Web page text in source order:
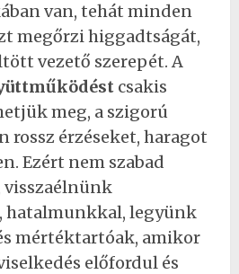
van, tehát minden
megőrzi higgadtságát,
vezető szerepét. A
csakis
meg, a szigorú
rossz érzéseket, haragot
Ezért nem szabad
visszaélnünk
hatalmunkkal, legyünk
mértéktartóak, amikor
előfordul és